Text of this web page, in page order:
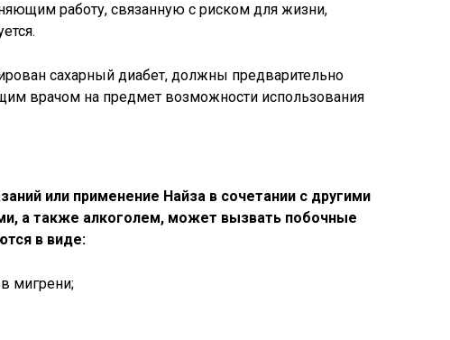
работу, связанную с риском для жизни,
сахарный диабет, должны предварительно
врачом на предмет возможности использования
или применение Найза в сочетании с другими
а также алкоголем, может вызвать побочные
в виде:
мигрени;